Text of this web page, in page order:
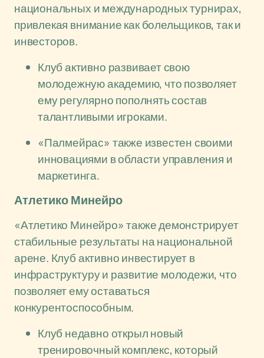
национальных и международных турнирах,
привлекая внимание как болельщиков, так и
инвесторов.
Клуб активно развивает свою
молодежную академию, что позволяет
ему регулярно пополнять состав
талантливыми игроками.
«Палмейрас» также известен своими
инновациями в области управления и
маркетинга.
Атлетико Минейро
«Атлетико Минейро» также демонстрирует
стабильные результаты на национальной
арене. Клуб активно инвестирует в
инфраструктуру и развитие молодежи, что
позволяет ему оставаться
конкурентоспособным.
Клуб недавно открыл новый
тренировочный комплекс, который